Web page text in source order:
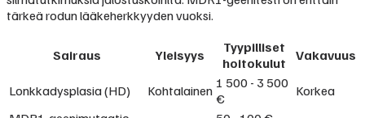
tärkeä rodun lääkeherkkyyden vuoksi.
Sairaus Yleisyys
Tyypilliset
hoitokulut
Vakavuus
Lonkkadysplasia (HD) Kohtalainen 1 500 - 3 500
€
Korkea